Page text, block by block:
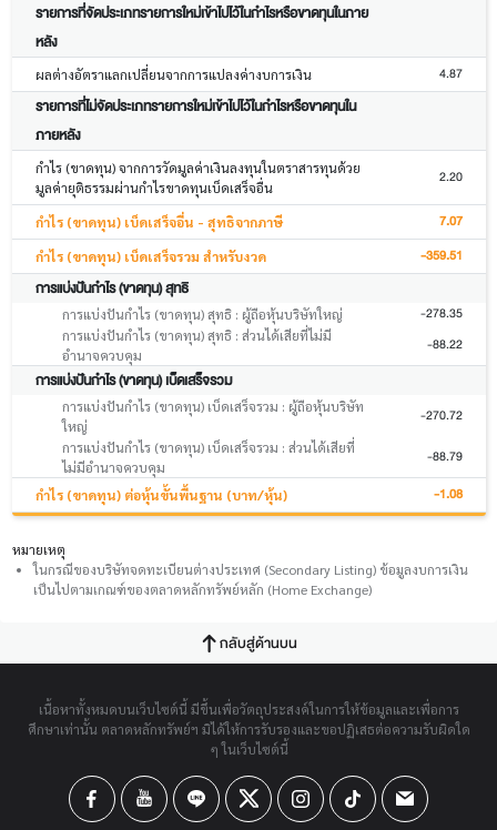
รายการที่จัดประเภทรายการใหม่เข้าไปไว้ในกำไรหรือขาดทุนในภาย
หลัง
ผลต่างอัตราแลกเปลี่ยนจากการแปลงค่างบการเงิน 4.87
รายการที่ไม่จัดประเภทรายการใหม่เข้าไปไว้ในกำไรหรือขาดทุนใน
ภายหลัง
กำไร (ขาดทุน) จากการวัดมูลค่าเงินลงทุนในตราสารทุนด้วย
มูลค่ายุติธรรมผ่านกำไรขาดทุนเบ็ดเสร็จอื่น
2.20
กำไร (ขาดทุน) เบ็ดเสร็จอื่น - สุทธิจากภาษี 7.07
กำไร (ขาดทุน) เบ็ดเสร็จรวม สำหรับงวด -359.51
การแบ่งปันกำไร (ขาดทุน) สุทธิ
การแบ่งปันกำไร (ขาดทุน) สุทธิ : ผู้ถือหุ้นบริษัทใหญ่ -278.35
การแบ่งปันกำไร (ขาดทุน) สุทธิ : ส่วนได้เสียที่ไม่มี
อำนาจควบคุม
-88.22
การแบ่งปันกำไร (ขาดทุน) เบ็ดเสร็จรวม
การแบ่งปันกำไร (ขาดทุน) เบ็ดเสร็จรวม : ผู้ถือหุ้นบริษัท
ใหญ่
-270.72
การแบ่งปันกำไร (ขาดทุน) เบ็ดเสร็จรวม : ส่วนได้เสียที่
ไม่มีอำนาจควบคุม
-88.79
กำไร (ขาดทุน) ต่อหุ้นขั้นพื้นฐาน (บาท/หุ้น) -1.08
หมายเหตุ
ในกรณีของบริษัทจดทะเบียนต่างประเทศ (Secondary Listing) ข้อมูลงบการเงิน
เป็นไปตามเกณฑ์ของตลาดหลักทรัพย์หลัก (Home Exchange)
กลับสู่ด้านบน
เนื้อหาทั้งหมดบนเว็บไซต์นี้ มีขึ้นเพื่อวัตถุประสงค์ในการให้ข้อมูลและเพื่อการ
ศึกษาเท่านั้น ตลาดหลักทรัพย์ฯ มิได้ให้การรับรองและขอปฏิเสธต่อความรับผิดใด
ๆ ในเว็บไซต์นี้